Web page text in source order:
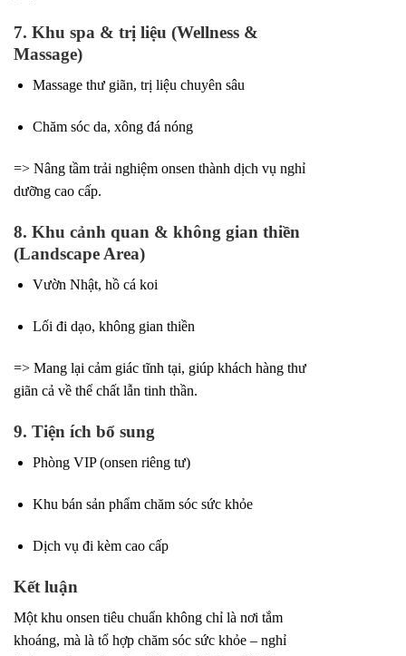
7. Khu spa & trị liệu (Wellness &
Massage)
Massage thư giãn, trị liệu chuyên sâu
Chăm sóc da, xông đá nóng
=> Nâng tầm trải nghiệm onsen thành dịch vụ nghỉ
dưỡng cao cấp.
8. Khu cảnh quan & không gian thiền
(Landscape Area)
Vườn Nhật, hồ cá koi
Lối đi dạo, không gian thiền
=> Mang lại cảm giác tĩnh tại, giúp khách hàng thư
giãn cả về thể chất lẫn tinh thần.
9. Tiện ích bổ sung
Phòng VIP (onsen riêng tư)
Khu bán sản phẩm chăm sóc sức khỏe
Dịch vụ đi kèm cao cấp
Kết luận
Một khu onsen tiêu chuẩn không chỉ là nơi tắm
khoáng, mà là tổ hợp chăm sóc sức khỏe – nghỉ